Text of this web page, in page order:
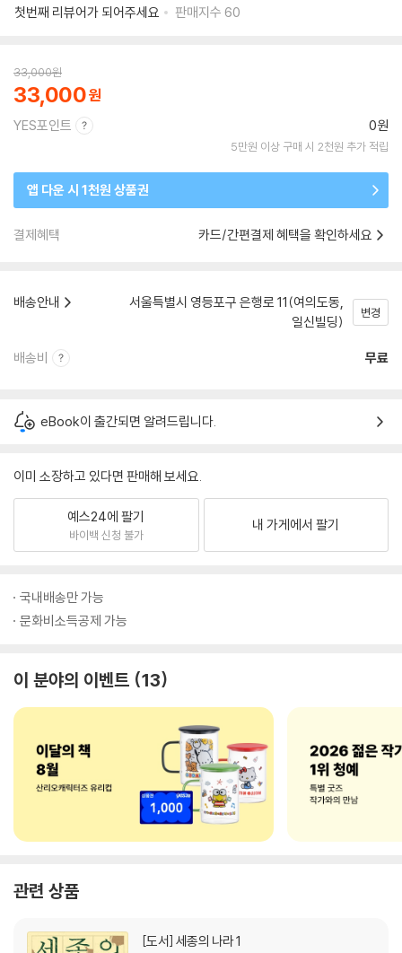
첫번째 리뷰어가 되어주세요
판매지수 60
33,000원
33,000
YES포인트 0원
5만원 이상 구매 시 2천원 추가 적립
앱 다운 시 1천원 상품권
결제혜택 카드/간편결제 혜택을 확인하세요
배송안내
서울특별시 영등포구 은행로 11(여의도동,
일신빌딩)
변경
배송비 무료
eBook이 출간되면 알려드립니다.
이미 소장하고 있다면 판매해 보세요.
예스24에 팔기
바이백 신청 불가
내 가게에서 팔기
국내배송만 가능
문화비소득공제 가능
이 분야의 이벤트 13
관련 상품
[도서] 세종의 나라 1